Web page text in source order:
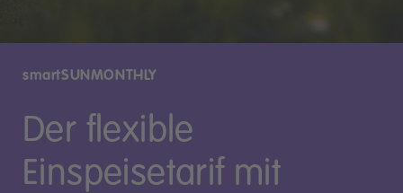
smartSUNMONTHLY
Der flexible
Einspeisetarif mit